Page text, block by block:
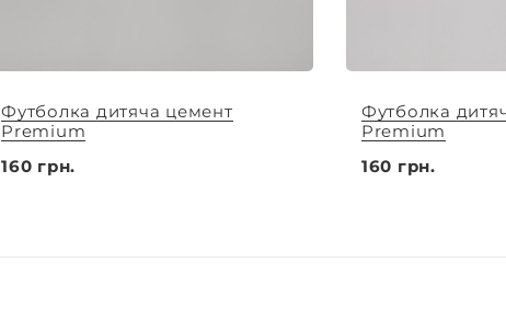
Футболка дитяча цемент
Premium
160 грн.
Футболка
Premium
160 грн.